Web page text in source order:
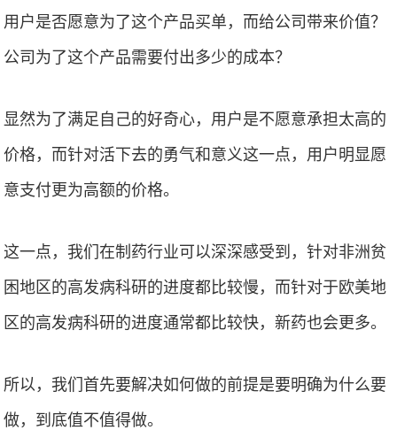
用户是否愿意为了这个产品买单，而给公司带来价值？
公司为了这个产品需要付出多少的成本？
显然为了满足自己的好奇心，用户是不愿意承担太高的
价格，而针对活下去的勇气和意义这一点，用户明显愿
意支付更为高额的价格。
这一点，我们在制药行业可以深深感受到，针对非洲贫
困地区的高发病科研的进度都比较慢，而针对于欧美地
区的高发病科研的进度通常都比较快，新药也会更多。
所以，我们首先要解决如何做的前提是要明确为什么要
做，到底值不值得做。